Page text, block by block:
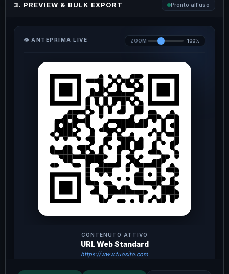
3. PREVIEW & BULK EXPORT Pronto all'uso
👁️ ANTEPRIMA LIVE ZOOM 100%
CONTENUTO ATTIVO
URL Web Standard
https://www.tuosito.com